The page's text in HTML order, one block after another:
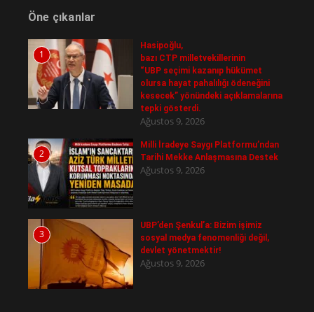
Öne çıkanlar
1
Hasipoğlu,
bazı CTP milletvekillerinin
“UBP seçimi kazanıp hükümet
olursa hayat pahalılığı ödeneğini
kesecek” yönündeki açıklamalarına
tepki gösterdi.
Ağustos 9, 2026
2
Milli İradeye Saygı Platformu’ndan
Tarihi Mekke Anlaşmasına Destek
Ağustos 9, 2026
3
UBP’den Şenkul’a: Bizim işimiz
sosyal medya fenomenliği değil,
devlet yönetmektir!
Ağustos 9, 2026